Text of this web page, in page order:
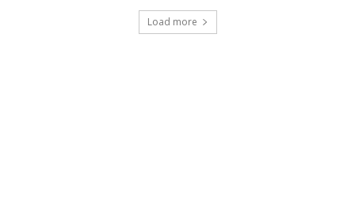
Load more